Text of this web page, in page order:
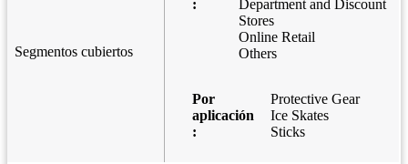
Segmentos cubiertos
:
Department and Discount
Stores
Online Retail
Others
Por
aplicación
:
Protective Gear
Ice Skates
Sticks